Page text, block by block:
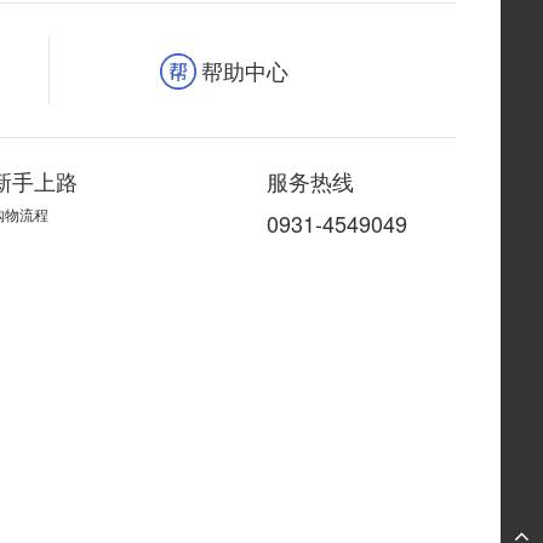
帮助中心
手上路
物流程
服务热线
0931-4549049